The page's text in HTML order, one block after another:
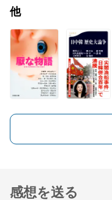
他
感想を送る